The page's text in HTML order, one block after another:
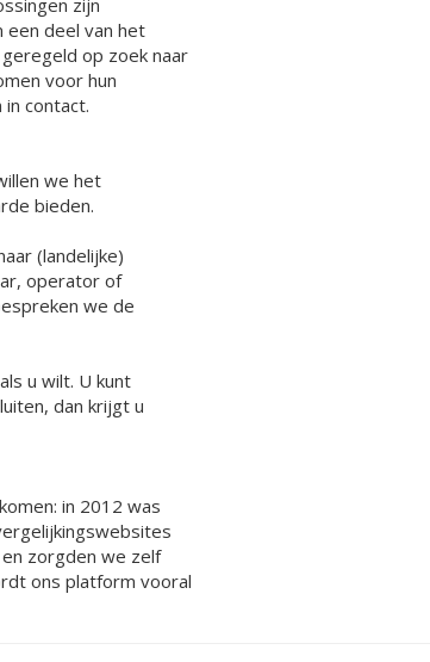
zijn
een deel van het
op zoek naar
voor hun
contact.
we het
bieden.
(landelijke)
operator of
we de
u wilt. U kunt
dan krijgt u
in 2012 was
zorgden we zelf
ons platform vooral